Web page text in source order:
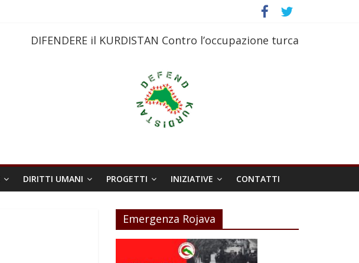
DIFENDERE il KURDISTAN Contro l’occupazione turca
DIRITTI UMANI PROGETTI INIZIATIVE CONTATTI
Emergenza Rojava